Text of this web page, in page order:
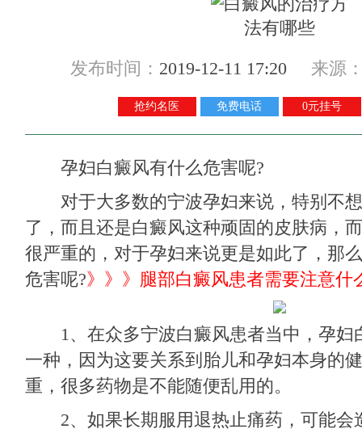
发布时间： 2019-12-11 17:20 来源
抢约名医 免费电话 0元挂号
孕妇白癜风有什么危害呢?
对于大多数的宁波孕妇来说，特别不想
了，而且还是白癜风这种顽固的皮肤病，
很严重的，对于孕妇来说更是如此了，那
危害呢?》》》 腿部白癜风患者需要注意什
1、在众多宁波白癜风患者当中，孕妇
一种，因为这要关系到胎儿和孕妇本身的
重，很多药物是不能随便乱用的。
2、如果长期服用退热止痛药，可能会